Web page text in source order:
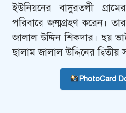
ইউনিয়নের বাদুরতলী
পরিবারে জন্মগ্রহণ করেন।
জালাল উদ্দিন শিকদার। ছয়
ছালাম জালাল উদ্দিনের দ্বিতীয়
PhotoCard